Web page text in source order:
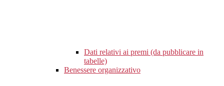
Dati relativi ai premi (da pubblicare in
tabelle)
Benessere organizzativo